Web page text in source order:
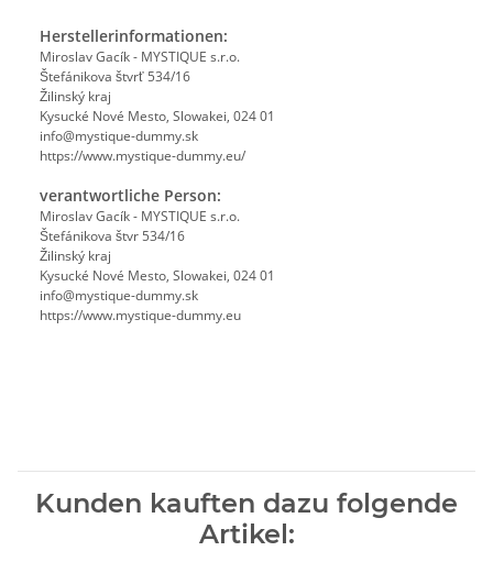
Herstellerinformationen:
Miroslav Gacík - MYSTIQUE s.r.o.
Štefánikova štvrť 534/16
Žilinský kraj
Kysucké Nové Mesto, Slowakei, 024 01
info@mystique-dummy.sk
https://www.mystique-dummy.eu/
verantwortliche Person:
Miroslav Gacík - MYSTIQUE s.r.o.
Štefánikova štvr 534/16
Žilinský kraj
Kysucké Nové Mesto, Slowakei, 024 01
info@mystique-dummy.sk
https://www.mystique-dummy.eu
Kunden kauften dazu folgende
Artikel: